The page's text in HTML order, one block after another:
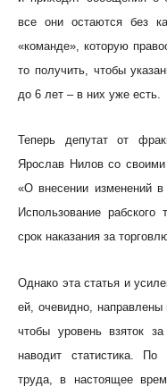
все они остаются без
«команде», которую
то получить, чтобы
до 6 лет – в них уже есть.
Теперь депутат от
Ярослав Нилов со своими
«О внесении изменений
Использование рабского
срок наказания за
Однако эта статья и
ей, очевидно, направлены
чтобы уровень взяток
наводит статистика.
труда, в настоящее